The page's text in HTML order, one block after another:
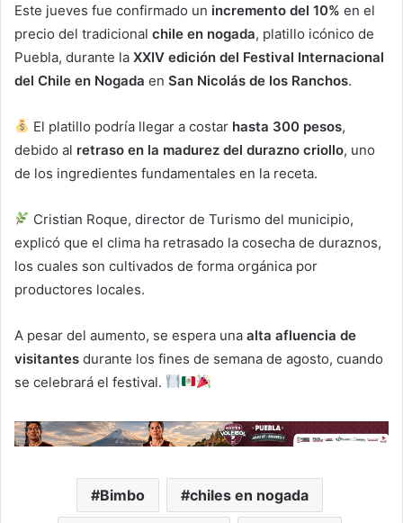
Este jueves fue confirmado un incremento del 10% en el
precio del tradicional chile en nogada, platillo icónico de
Puebla, durante la XXIV edición del Festival Internacional
del Chile en Nogada en San Nicolás de los Ranchos.
El platillo podría llegar a costar hasta 300 pesos,
debido al retraso en la madurez del durazno criollo, uno
de los ingredientes fundamentales en la receta.
Cristian Roque, director de Turismo del municipio,
explicó que el clima ha retrasado la cosecha de duraznos,
los cuales son cultivados de forma orgánica por
productores locales.
A pesar del aumento, se espera una alta afluencia de
visitantes durante los fines de semana de agosto, cuando
se celebrará el festival.
Bimbo chiles en nogada